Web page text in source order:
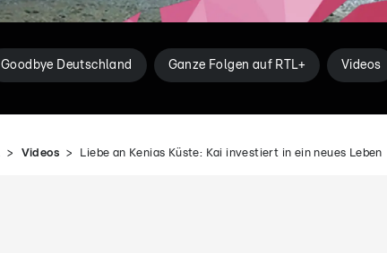
Goodbye Deutschland Ganze Folgen auf RTL+ Videos
Videos Liebe an Kenias Küste: Kai investiert in ein neues Leben